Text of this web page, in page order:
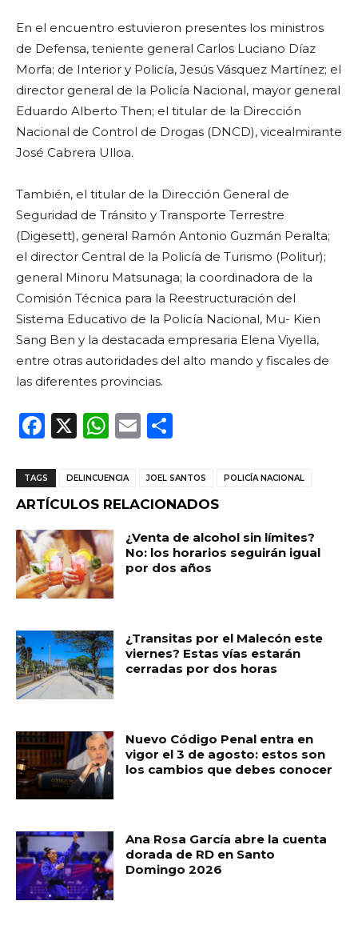
En el encuentro estuvieron presentes los ministros
de Defensa, teniente general Carlos Luciano Díaz
Morfa; de Interior y Policía, Jesús Vásquez Martínez; el
director general de la Policía Nacional, mayor general
Eduardo Alberto Then; el titular de la Dirección
Nacional de Control de Drogas (DNCD), vicealmirante
José Cabrera Ulloa.
También, el titular de la Dirección General de
Seguridad de Tránsito y Transporte Terrestre
(Digesett), general Ramón Antonio Guzmán Peralta;
el director Central de la Policía de Turismo (Politur);
general Minoru Matsunaga; la coordinadora de la
Comisión Técnica para la Reestructuración del
Sistema Educativo de la Policía Nacional, Mu- Kien
Sang Ben y la destacada empresaria Elena Viyella,
entre otras autoridades del alto mando y fiscales de
las diferentes provincias.
F
c
e
b
o
o
k
X
W
a
ts
A
p
p
E
ai
l
m
p
ar
ti
r
TAGS DELINCUENCIA JOEL SANTOS POLICÍA NACIONAL
ARTÍCULOS RELACIONADOS
¿Venta de alcohol sin límites?
No: los horarios seguirán igual
por dos años
¿Transitas por el Malecón este
viernes? Estas vías estarán
cerradas por dos horas
Nuevo Código Penal entra en
vigor el 3 de agosto: estos son
los cambios que debes conocer
Ana Rosa García abre la cuenta
dorada de RD en Santo
Domingo 2026